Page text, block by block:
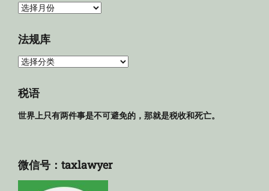
归
法规库
法
库
税语
世界上只有两件事是不可避免的，那就是税收和死亡。
微信号：taxlawyer